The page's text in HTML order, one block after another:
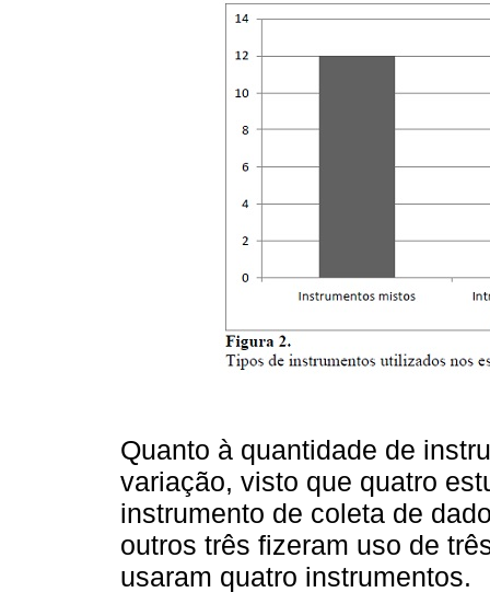
Quanto à quantidade de
variação, visto que quatro
instrumento de coleta de
outros três fizeram uso de
usaram quatro instrumentos.